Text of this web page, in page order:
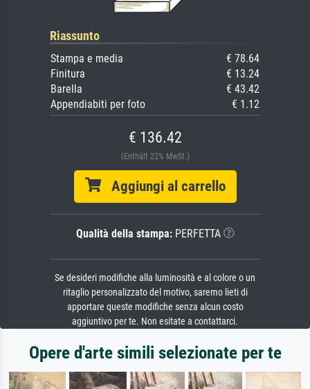
Riassunto
Stampa e media
€ 78.64
Finitura
€ 13.24
Barella
€ 43.42
Appendiabiti per foto
€ 1.12
€ 136.42
(Enthält 22% MwSt.)
Aggiungi al carrello
Qualità della stampa:PERFETTA
Se desideri modifiche alla luminosità e al colore o un
ritaglio personalizzato del motivo, saremo lieti di
apportare queste modifiche senza alcun costo
aggiuntivo per te. Non esitate a contattarci.
Opere d'arte simili selezionate per te